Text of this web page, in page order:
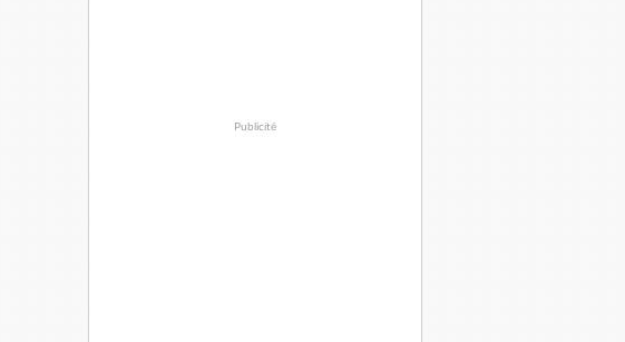
Publicité